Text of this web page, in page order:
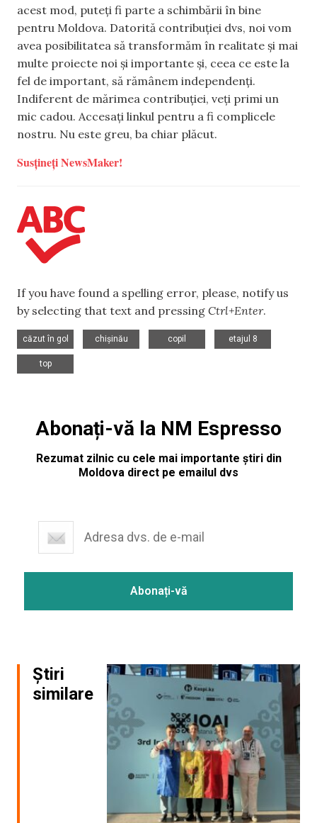
acest mod, puteți fi parte a schimbării în bine
pentru Moldova. Datorită contribuției dvs, noi vom
avea posibilitatea să transformăm în realitate și mai
multe proiecte noi și importante și, ceea ce este la
fel de important, să rămânem independenți.
Indiferent de mărimea contribuției, veți primi un
mic cadou. Accesați linkul pentru a fi complicele
nostru. Nu este greu, ba chiar plăcut.
Susțineți NewsMaker!
If you have found a spelling error, please, notify us
by selecting that text and pressing Ctrl+Enter.
căzut în gol
chișinău
copil
etajul 8
top
Abonați-vă la NM Espresso
Rezumat zilnic cu cele mai importante știri din
Moldova direct pe emailul dvs
Știri
similare